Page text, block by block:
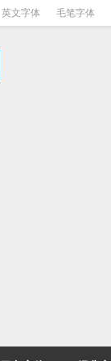
英文字体 毛笔字体